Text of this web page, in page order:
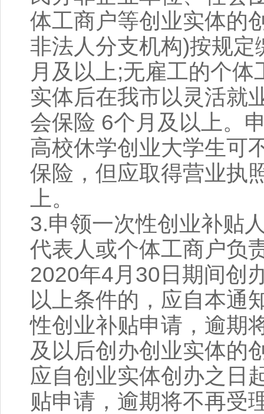
体工商户等创业实体的
非法人分支机构)按规
月及以上;无雇工的个
实体后在我市以灵活就
会保险 6个月及以上。
高校休学创业大学生可
保险，但应取得营业执
上。
3.申领一次性创业补贴
代表人或个体工商户负
2020年4月30日期间创
以上条件的，应自本通
性创业补贴申请，逾期
及以后创办创业实体的
应自创业实体创办之日
贴申请，逾期将不再受